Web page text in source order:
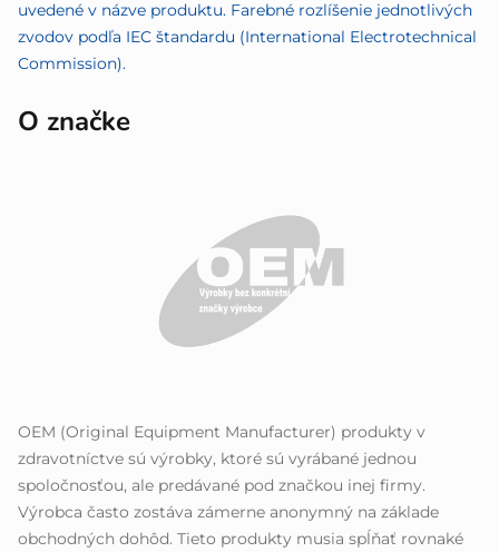
uvedené v názve produktu. Farebné rozlíšenie jednotlivých
zvodov podľa IEC štandardu (International Electrotechnical
Commission).
O značke
OEM (Original Equipment Manufacturer) produkty v
zdravotníctve sú výrobky, ktoré sú vyrábané jednou
spoločnosťou, ale predávané pod značkou inej firmy.
Výrobca často zostáva zámerne anonymný na základe
obchodných dohôd. Tieto produkty musia spĺňať rovnaké